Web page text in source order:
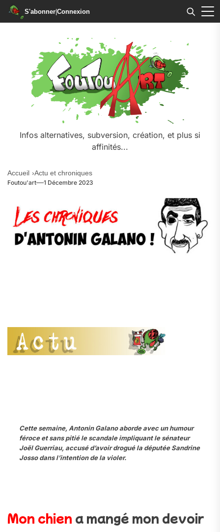
S'abonner|Connexion
Infos alternatives, subversion, création, et plus si
affinités...
Accueil Actu et chroniques
Foutou'art 1 Décembre 2023
Cette semaine, Antonin Galano aborde avec un humour
féroce et sans pitié le scandale impliquant le sénateur
Joël Guerriau, accusé d’avoir drogué la députée Sandrine
Josso dans l’intention de la violer.
Mon chien a mangé mon devoir